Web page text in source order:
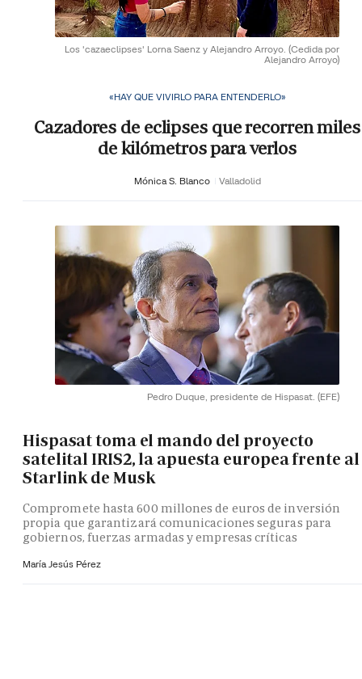
Los 'cazaeclipses' Lorna Saenz y Alejandro Arroyo. (Cedida por
Alejandro Arroyo)
«HAY QUE VIVIRLO PARA ENTENDERLO»
Cazadores de eclipses que recorren miles
de kilómetros para verlos
Mónica S. Blanco Valladolid
Pedro Duque, presidente de Hispasat. (EFE)
Hispasat toma el mando del proyecto
satelital IRIS2, la apuesta europea frente al
Starlink de Musk
Compromete hasta 600 millones de euros de inversión
propia que garantizará comunicaciones seguras para
gobiernos, fuerzas armadas y empresas críticas
María Jesús Pérez